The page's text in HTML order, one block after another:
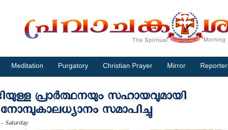
Meditation Purgatory Christian Prayer Mirror Reporter
പ്രാര്‍ത്ഥനയും സഹായവുമായി
നോമ്പുകാലധ്യാനം സമാപിച്ചു
- Saturday